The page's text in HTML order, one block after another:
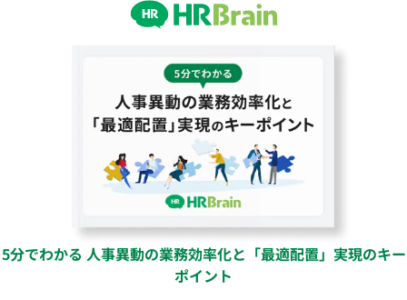
5分でわかる 人事異動の業務効率化と「最適配置」実現のキー
ポイント